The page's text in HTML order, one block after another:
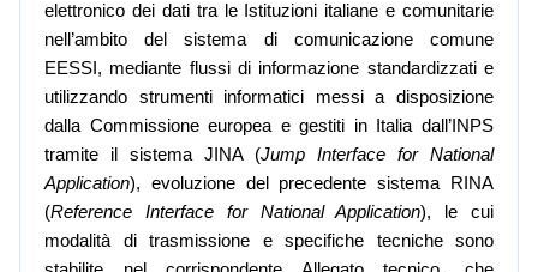
elettronico dei dati tra le Istituzioni italiane e comunitarie
nell’ambito del sistema di comunicazione comune
EESSI, mediante flussi di informazione standardizzati e
utilizzando strumenti informatici messi a disposizione
dalla Commissione europea e gestiti in Italia dall’INPS
tramite il sistema JINA (Jump Interface for National
Application), evoluzione del precedente sistema RINA
(Reference Interface for National Application), le cui
modalità di trasmissione e specifiche tecniche sono